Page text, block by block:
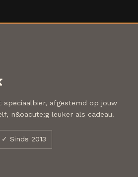
speciaalbier, afgestemd op jouw
n&oacute;g leuker als cadeau.
✓ Sinds 2013